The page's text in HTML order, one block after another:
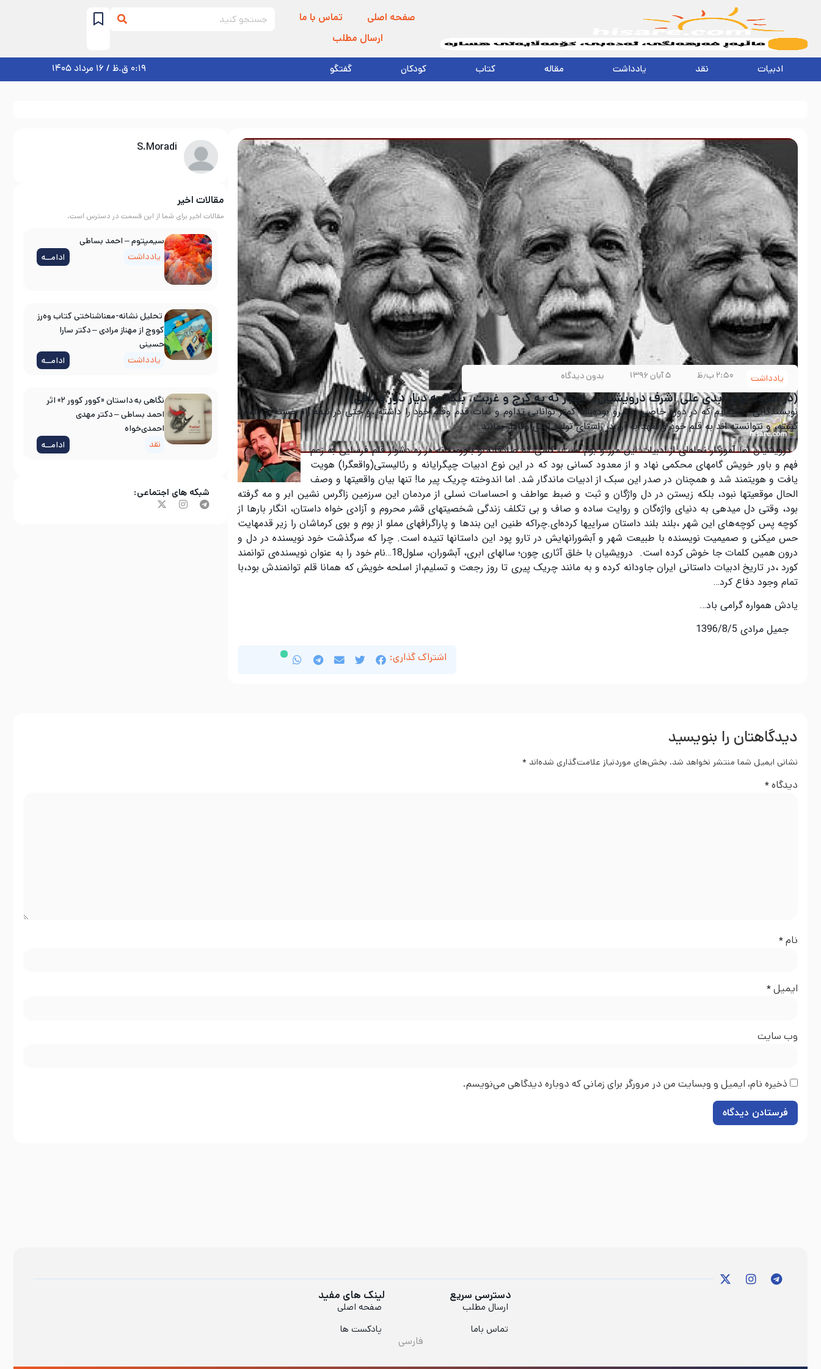
صفحه اصلی
تماس با ما
ارسال مطلب
ادبیات نقد یادداشت مقاله کتاب کودکان گفتگو 0:19 ق.ظ / 16 مرداد 1405
یادداشت ۲:۵۰ ب٫ظ ۵ آبان ۱۳۹۶ بدون دیدگاه
(در اندوە کوچ ابدی علی اشرف درویشیان…اینبار نە بە کرج و غربت، بلکە بە دیار دور و باقی)
نویسندگانی داشتەایم کە در دورە خاصی پیشرو بودە،اما کمتر توانایی تداوم و ثبات قدم وقلم خود را داشتە ،و حتی در نیمە راە خستە و دلسرد
گشتە، و نتوانستە اند بە قلم خود و تعهد بە آن در راستای تولید ادبی وفادار بمانند.
درویشیان اما آموزگار نحلەای از ادبیات این مرز و بوم است، کسی کە صادقانە و باورمندانە در رە دشوار قلم فرسایی بە زعم
فهم و باور خویش گامهای محکمی نهاد و از معدود کسانی بود کە در این نوع ادبیات چپگرایانە و رئالیستی(واقعگرا) هویت
یافت و هویتمند شد و همچنان در صدر این سبک از ادبیات ماندگار شد. اما اندوختە چریک پیر ما! تنها بیان واقعیتها و وصف
الحال موقعیتها نبود، بلکە زیستن در دل واژگان و ثبت و ضبط عواطف و احساسات نسلی از مردمان این سرزمین زاگرس نشین ابر و مه گرفتە
بود، وقتی دل میدهی بە دنیای واژەگان و روایت سادە و صاف و بی تکلف زندگی شخصیتهای قشر محروم و آزادی خواە داستان، انگار بارها از
کوچە پس کوچەهای این شهر ،بلند بلند داستان سراییها کردەای.چراکە طنین این بندها و پاراگرافهای مملو از بوم و بوی کرماشان را زیر قدمهایت
حس میکنی و صمیمیت نویسندە با طبیعت شهر و آبشورانهایش در تارو پود این داستانها تنیدە است. چرا کە سرگذشت خود نویسندە در دل و
درون همین کلمات جا خوش کردە است. درویشیان با خلق آثاری چون؛ سالهای ابری، آبشوران، سلول18…نام خود را بە عنوان نویسندەی توانمند
کورد ،در تاریخ ادبیات داستانی ایران جاودانە کردە و بە مانند چریک پیری تا روز رجعت و تسلیم،از اسلحە خویش کە همانا قلم توانمندش بود،با
تمام وجود دفاع کرد…
یادش هموارە گرامی باد…
جمیل مرادی 1396/8/5
اشتراک گذاری:
S.Moradi
مقالات اخیر
مقالات اخیر برای شما از این قسمت در دسترس است.
سیمپتوم – احمد بساطی
یادداشت
ادامــه
تحلیل نشانه-معناشناختی کتاب وه‌رز
کووچ از مهناز مرادی – دکتر سارا
حسینی
یادداشت
ادامــه
نگاهی به داستان «کوور کوور ۲» اثر
احمد بساطی – دکتر مهدی
احمدی‌خواه
نقد
ادامــه
شبکه های اجتماعی:
دیدگاهتان را بنویسید
نشانی ایمیل شما منتشر نخواهد شد. بخش‌های موردنیاز علامت‌گذاری شده‌اند *
دیدگاه*
نام*
ایمیل*
وب‌ سایت
ذخیره نام، ایمیل و وبسایت من در مرورگر برای زمانی که دوباره دیدگاهی می‌نویسم.
دسترسی سریع
ارسال مطلب
تماس باما
لینک های مفید
صفحه اصلی
پادکست ها
فارسی